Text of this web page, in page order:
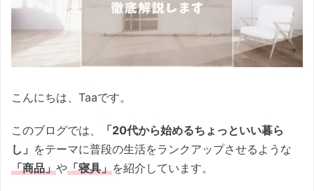
こんにちは、Taaです。
このブログでは、
「20代から始めるちょっといい暮ら
し」 をテーマに普段の生活をランクアップさせるような
「商品」や「寝具」を紹介しています。